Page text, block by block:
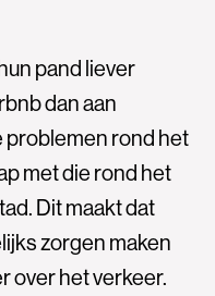
pand liever
dan aan
rond het
met die rond het
Dit maakt dat
zorgen maken
over het verkeer.